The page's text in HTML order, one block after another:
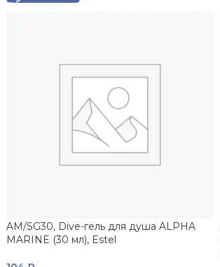
AM/SG30, Dive-гель для душа ALPHA
MARINE (30 мл), Estel